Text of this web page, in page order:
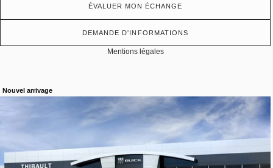
ÉVALUER MON ÉCHANGE
DEMANDE D'INFORMATIONS
Mentions légales
Nouvel arrivage
Afficher 19 images en plus